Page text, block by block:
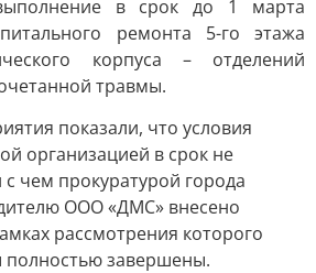
в срок до 1 марта
ремонта 5-го этажа
корпуса – отделений
травмы.
показали, что условия
организацией в срок не
чем прокуратурой города
ООО «ДМС» внесено
рассмотрения которого
завершены.